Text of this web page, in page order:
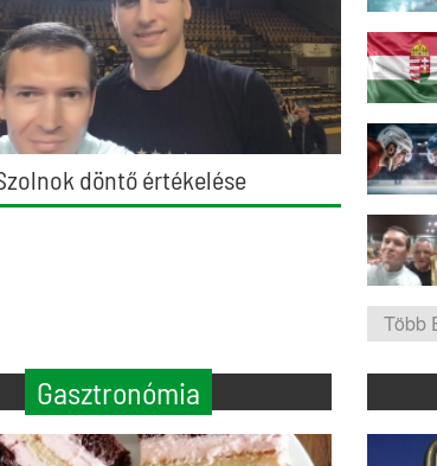
döntő értékelése
Több
Gasztronómia